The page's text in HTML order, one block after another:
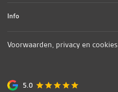
Info
5.0
Voorwaarden, privacy en cookies